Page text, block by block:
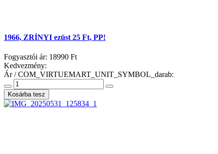
1966, ZRÍNYI ezüst 25 Ft, PP!
Fogyasztói ár: 18990 Ft
Kedvezmény:
Ár / COM_VIRTUEMART_UNIT_SYMBOL_darab: